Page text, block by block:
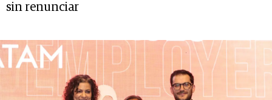
sin renunciar